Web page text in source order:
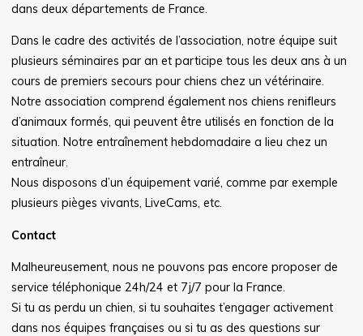
dans deux départements de France.
Dans le cadre des activités de l’association, notre équipe suit
plusieurs séminaires par an et participe tous les deux ans à un
cours de premiers secours pour chiens chez un vétérinaire.
Notre association comprend également nos chiens renifleurs
d’animaux formés, qui peuvent être utilisés en fonction de la
situation. Notre entraînement hebdomadaire a lieu chez un
entraîneur.
Nous disposons d’un équipement varié, comme par exemple
plusieurs pièges vivants, LiveCams, etc.
Contact
Malheureusement, nous ne pouvons pas encore proposer de
service téléphonique 24h/24 et 7j/7 pour la France.
Si tu as perdu un chien, si tu souhaites t’engager activement
dans nos équipes françaises ou si tu as des questions sur